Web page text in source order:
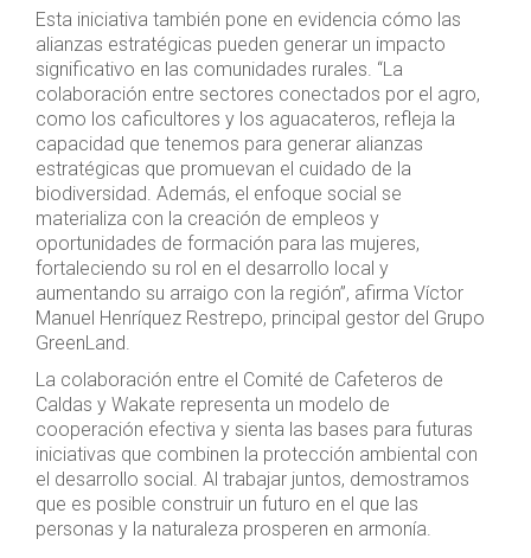
Esta iniciativa también pone en evidencia cómo las
alianzas estratégicas pueden generar un impacto
significativo en las comunidades rurales. “La
colaboración entre sectores conectados por el agro,
como los caficultores y los aguacateros, refleja la
capacidad que tenemos para generar alianzas
estratégicas que promuevan el cuidado de la
biodiversidad. Además, el enfoque social se
materializa con la creación de empleos y
oportunidades de formación para las mujeres,
fortaleciendo su rol en el desarrollo local y
aumentando su arraigo con la región”, afirma Víctor
Manuel Henríquez Restrepo, principal gestor del Grupo
GreenLand.
La colaboración entre el Comité de Cafeteros de
Caldas y Wakate representa un modelo de
cooperación efectiva y sienta las bases para futuras
iniciativas que combinen la protección ambiental con
el desarrollo social. Al trabajar juntos, demostramos
que es posible construir un futuro en el que las
personas y la naturaleza prosperen en armonía.